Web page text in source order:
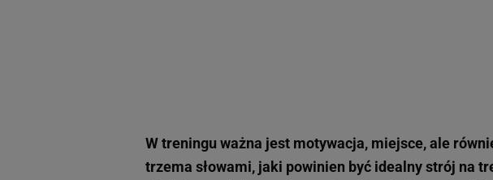
W treningu ważna jest motywacja, miejsce, ale
trzema słowami, jaki powinien być idealny strój na